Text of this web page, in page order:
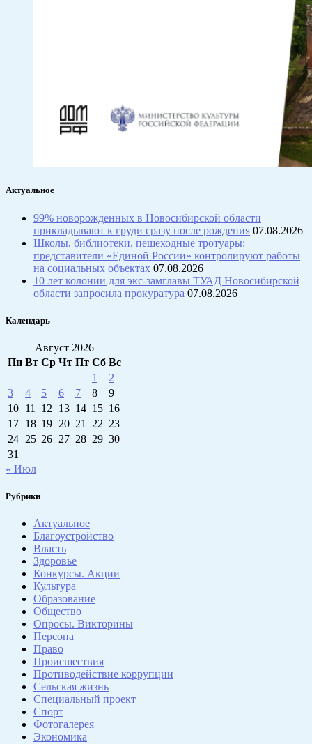
Актуальное
99% новорожденных в Новосибирской области
прикладывают к груди сразу после рождения 07.08.2026
Школы, библиотеки, пешеходные тротуары:
представители «Единой России» контролируют работы
на социальных объектах 07.08.2026
10 лет колонии для экс-замглавы ТУАД Новосибирской
области запросила прокуратура 07.08.2026
Календарь
Август 2026
Пн Вт Ср Чт Пт Сб Вс
1
2
3
4 5 6 7 8
9
10 11 12 13 14 15 16
17 18 19 20 21 22 23
24 25 26 27 28 29 30
31
« Июл
Рубрики
Актуальное
Благоустройство
Власть
Здоровье
Конкурсы. Акции
Культура
Образование
Общество
Опросы. Викторины
Персона
Право
Происшествия
Противодействие коррупции
Сельская жизнь
Специальный проект
Спорт
Фотогалерея
Экономика